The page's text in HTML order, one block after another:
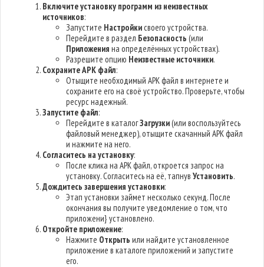
Включите установку программ из неизвестных
источников:
Запустите Настройкисвоего устройства.
Перейдите в раздел Безопасность (или
Приложения на определённых устройствах).
Разрешите опцию Неизвестные источники.
Сохраните APK файл:
Отыщите необходимый APK файл в интернете и
сохраните его на своё устройство. Проверьте, чтобы
ресурс надежный.
Запустите файл:
Перейдите в каталогЗагрузки(или воспользуйтесь
файловый менеджер), отыщите скачанный APK файл
и нажмите на него.
Согласитесь на установку:
После клика на APK файл, откроется запрос на
установку. Согласитесь на её, тапнувУстановить.
Дождитесь завершения установки:
Этап установки займет несколько секунд. После
окончания вы получите уведомление о том, что
приложени} установлено.
Откройте приложение:
Нажмите Открыть или найдите установленное
приложение в каталоге приложений и запустите
его.